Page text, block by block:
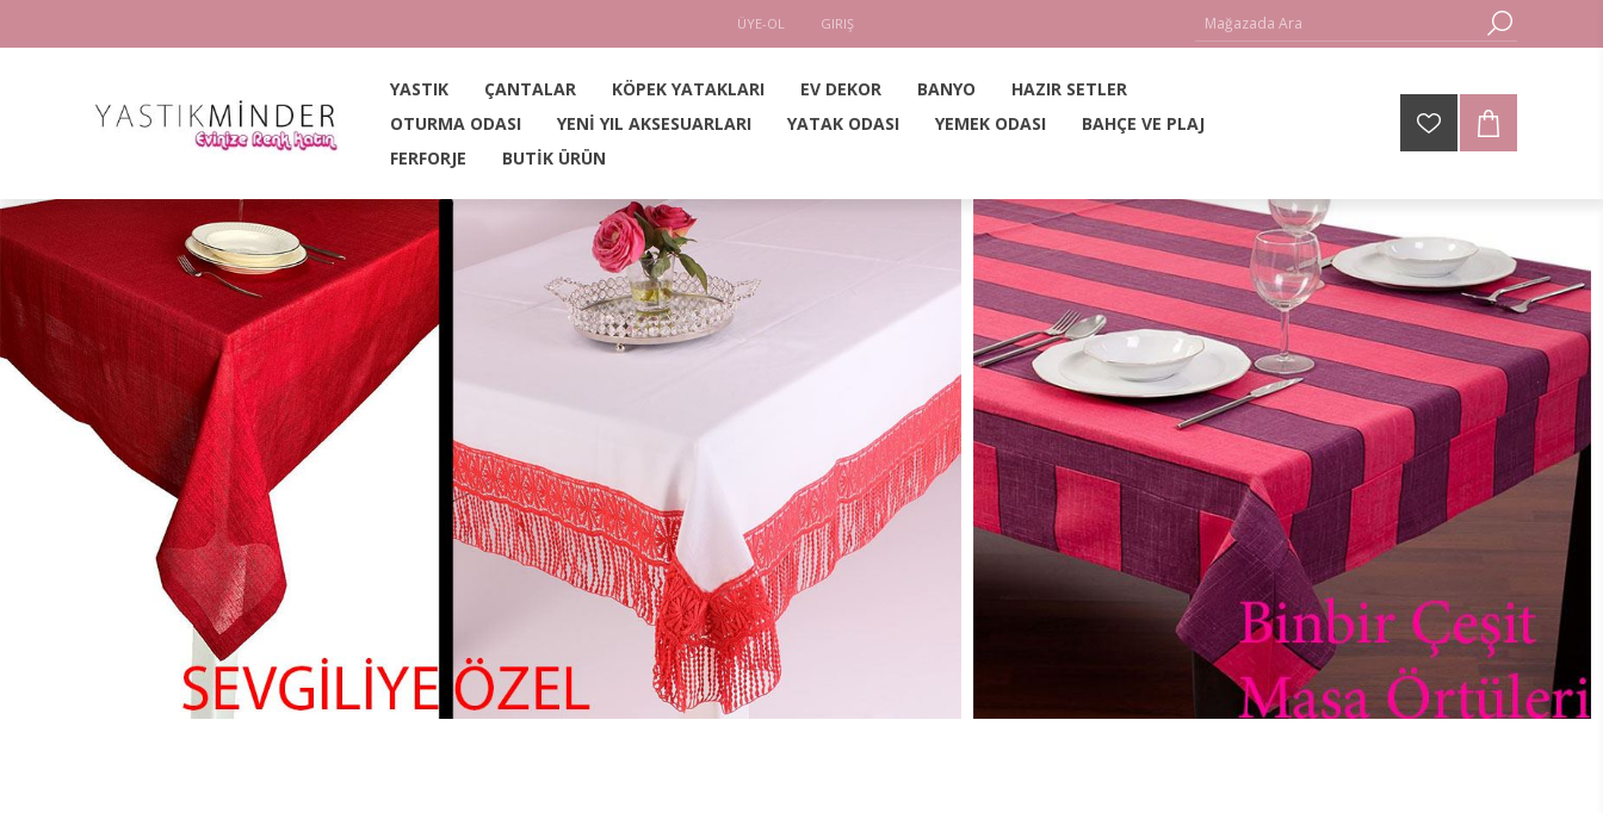
ÜYE-OL GIRIŞ
YASTIK ÇANTALAR KÖPEK YATAKLARI EV DEKOR BANYO
HAZIR SETLER
OTURMA ODASI
YENİ YIL AKSESUARLARI YATAK ODASI YEMEK ODASI
BAHÇE VE PLAJ
FERFORJE
BUTİK ÜRÜN